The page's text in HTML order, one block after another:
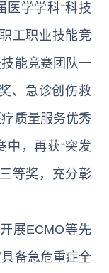
医学学科“科技
工职业技能竞
能竞赛团队一
、急诊创伤救
质量服务优秀
中，再获“突发
等奖，充分彰
展ECMO等先
备急危重症全